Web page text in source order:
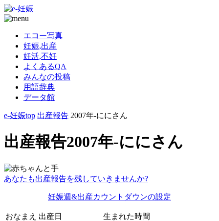
エコー写真
妊娠,出産
妊活,不妊
よくあるQA
みんなの投稿
用語辞典
データ館
e-妊娠top 出産報告 2007年-ににさん
出産報告2007年-ににさん
あなたも出産報告を残していきませんか?
妊娠週&出産カウントダウンの設定
おなまえ 出産日
生まれた時間